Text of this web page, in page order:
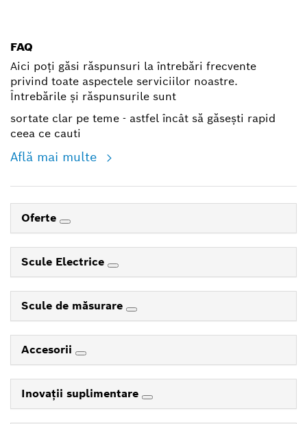
FAQ
Aici poți găsi răspunsuri la întrebări frecvente
privind toate aspectele serviciilor noastre.
Întrebările și răspunsurile sunt
sortate clar pe teme - astfel încât să găsești rapid
ceea ce cauti
Află mai multe
Oferte
Scule Electrice
Scule de măsurare
Accesorii
Inovaţii suplimentare